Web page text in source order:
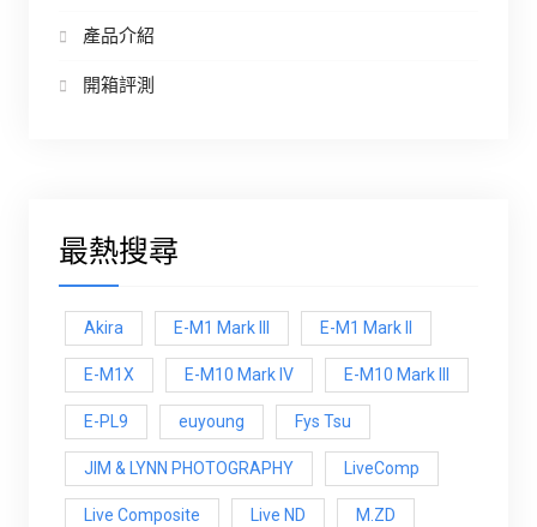
產品介紹
開箱評測
最熱搜尋
Akira E-M1 Mark III E-M1 Mark ll
E-M1X E-M10 Mark IV E-M10 Mark lll
E-PL9 euyoung Fys Tsu
JIM & LYNN PHOTOGRAPHY LiveComp
Live Composite Live ND M.ZD